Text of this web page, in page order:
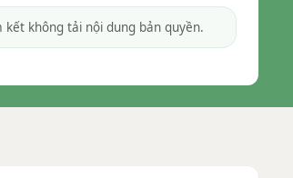
kết không tải nội dung bản quyền.